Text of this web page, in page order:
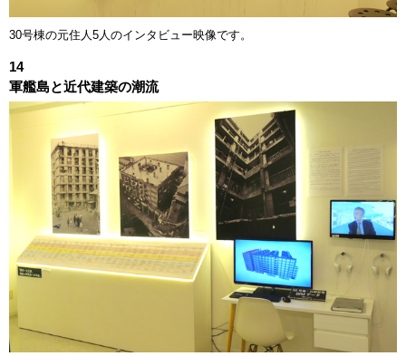
30号棟の元住人5人のインタビュー映像です。
14
軍艦島と近代建築の潮流